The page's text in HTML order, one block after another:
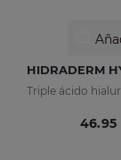
46.95